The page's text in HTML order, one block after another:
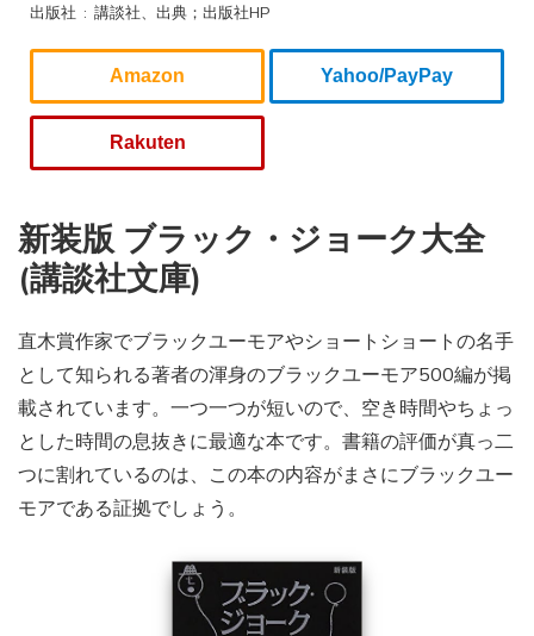
出版社 ‏ : ‎ 講談社、出典；出版社HP
Amazon Yahoo/PayPay
Rakuten
新装版 ブラック・ジョーク大全
(講談社文庫)
直木賞作家でブラックユーモアやショートショートの名手
として知られる著者の渾身のブラックユーモア500編が掲
載されています。一つ一つが短いので、空き時間やちょっ
とした時間の息抜きに最適な本です。書籍の評価が真っ二
つに割れているのは、この本の内容がまさにブラックユー
モアである証拠でしょう。